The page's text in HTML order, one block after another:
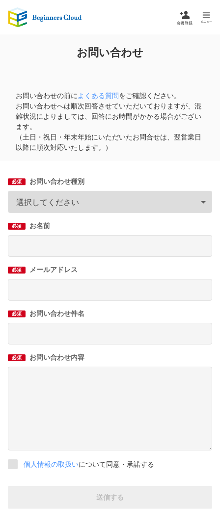
お問い合わせ
お問い合わせの前に よくある質問をご確認ください。
お問い合わせへは順次回答させていただいておりますが、混
雑状況によりましては、回答にお時間がかかる場合がござい
ます。
（土日・祝日・年末年始にいただいたお問合せは、翌営業日
以降に順次対応いたします。）
必須 お問い合わせ種別
必須 お名前
必須 メールアドレス
必須 お問い合わせ件名
必須 お問い合わせ内容
個人情報の取扱いについて同意・承諾する
送信する